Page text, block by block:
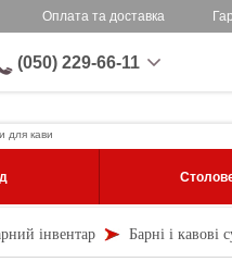
Оплата та доставка
(050) 229-66-11
для кави
інвентар Барні і кавові